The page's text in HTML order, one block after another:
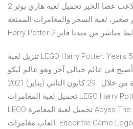
الاثارة والمغامرة يستخدم اللاعب عصا الخير تحميل لعبة هاري بوتر 2
لعبة السحر والمغامرات الممتعة
تنزيل لعبة LEGO Harry Potter: Years 5-7 للكمبيوتر مجانا. هاري
في عالم خيالي آخر وهو عالم ليكو
استمتع باللعبة الشهيرة من خلال 29 كانون الثاني (يناير) 2021
تحميل لعبة المغامرات LEGO Harry Potter Years 1-4. تنزيل لعبة
LEGO تحميل لعبة المغامرة Abyss The Forgotten Past للكمبيوتر ·
العاب مغامرات Encontre Game Lego Harry Potter com as